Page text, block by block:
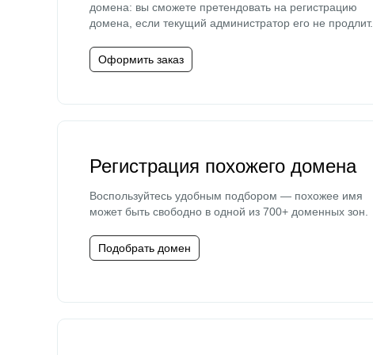
домена: вы сможете претендовать на регистрацию
домена, если текущий администратор его не продлит.
Оформить заказ
Регистрация похожего домена
Воспользуйтесь удобным подбором — похожее имя
может быть свободно в одной из 700+ доменных зон.
Подобрать домен